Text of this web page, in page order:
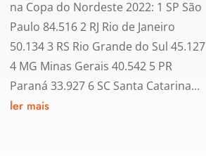
na Copa do Nordeste 2022: 1 SP São
Paulo 84.516 2 RJ Rio de Janeiro
50.134 3 RS Rio Grande do Sul 45.127
4 MG Minas Gerais 40.542 5 PR
Paraná 33.927 6 SC Santa Catarina...
ler mais